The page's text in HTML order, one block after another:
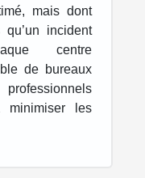
mais dont
qu’un incident
centre
de bureaux
minimiser les